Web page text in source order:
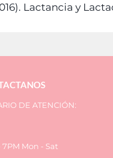
Lactancia y
DE ATENCIÓN:
7PM Mon - Sat